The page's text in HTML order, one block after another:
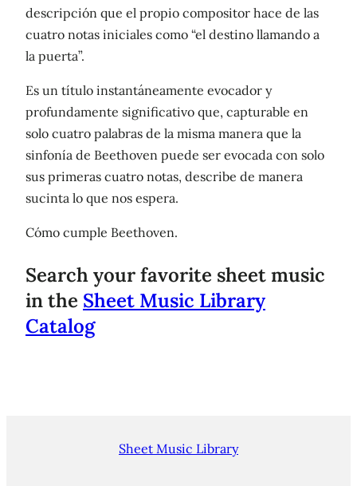
descripción que el propio compositor hace de las
cuatro notas iniciales como “el destino llamando a
la puerta”.
Es un título instantáneamente evocador y
profundamente significativo que, capturable en
solo cuatro palabras de la misma manera que la
sinfonía de Beethoven puede ser evocada con solo
sus primeras cuatro notas, describe de manera
sucinta lo que nos espera.
Cómo cumple Beethoven.
Search your favorite sheet music
in the Sheet Music Library
Catalog
Sheet Music Library